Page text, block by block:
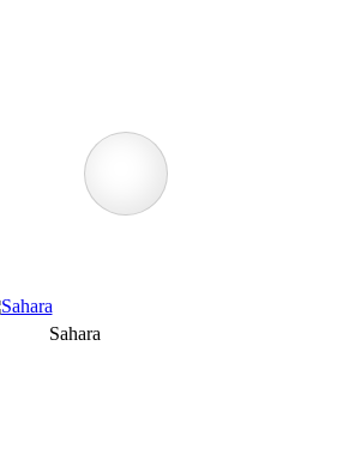
Sahara